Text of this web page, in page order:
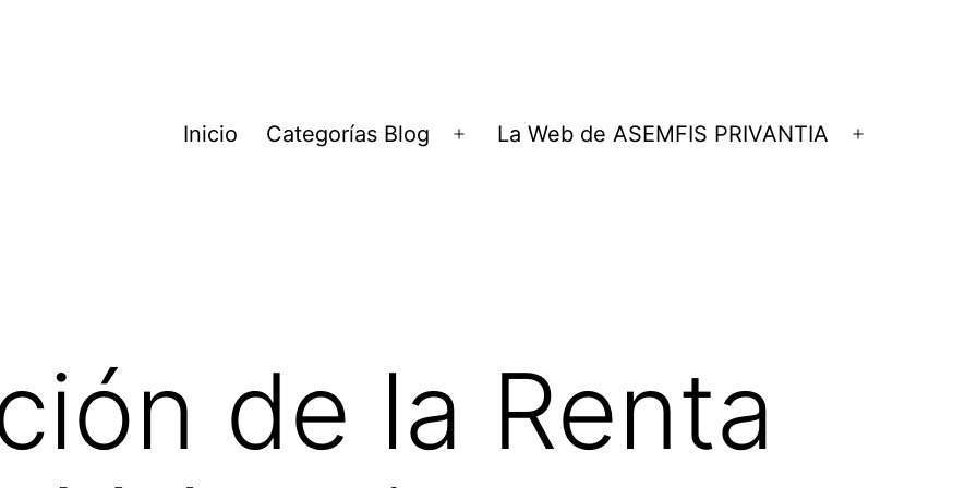
Inicio Categorías Blog
Abrir
La Web de ASEMFIS PRIVANTIA
de la Renta